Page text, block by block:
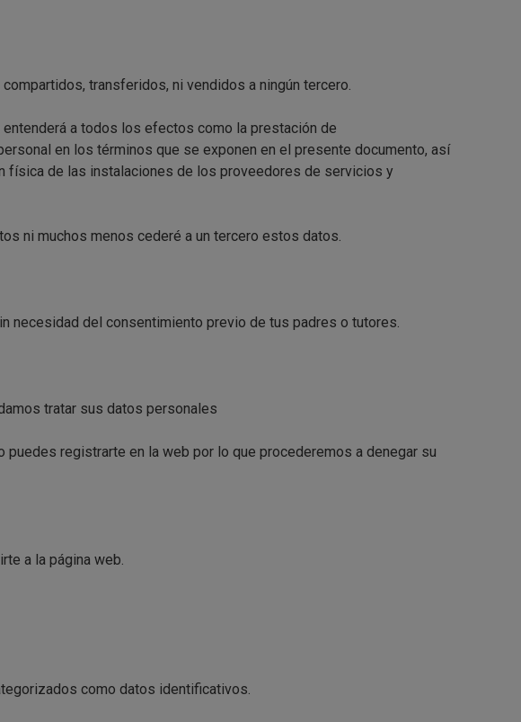
transferidos, ni vendidos a ningún tercero.
a todos los efectos como la prestación de
en los términos que se exponen en el presente documento, así
física de las instalaciones de los proveedores de servicios y
ni muchos menos cederé a un tercero estos datos.
necesidad del consentimiento previo de tus padres o tutores.
tratar sus datos personales
registrarte en la web por lo que procederemos a denegar su
a la página web.
como datos identificativos.